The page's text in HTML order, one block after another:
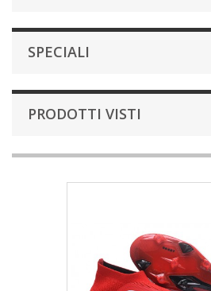
SPECIALI
PRODOTTI VISTI